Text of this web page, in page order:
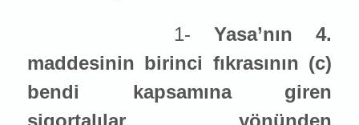
1- Yasa’nın 4.
maddesinin birinci fıkrasının (c)
bendi kapsamına giren
sigortalılar yönünden